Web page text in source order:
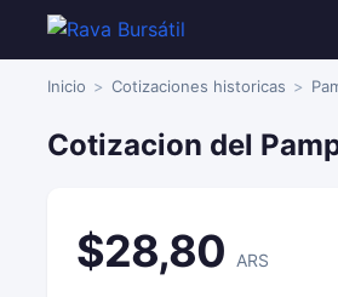
Inicio Cotizaciones historicas
Cotizacion del
$28,80 ARS